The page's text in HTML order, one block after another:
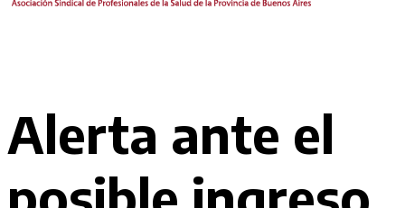
Alerta ante el